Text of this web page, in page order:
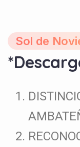
Sol de